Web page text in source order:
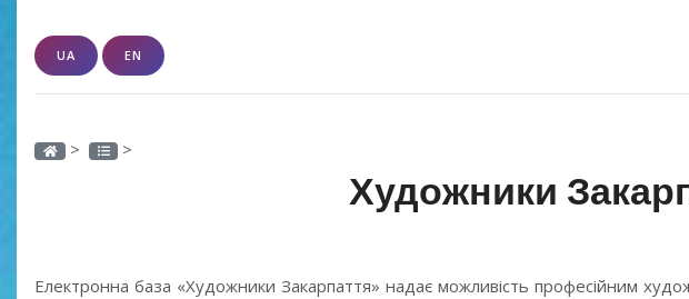
UA EN
> >
Художники
Електронна база «Художники Закарпаття» надає можливість професійним